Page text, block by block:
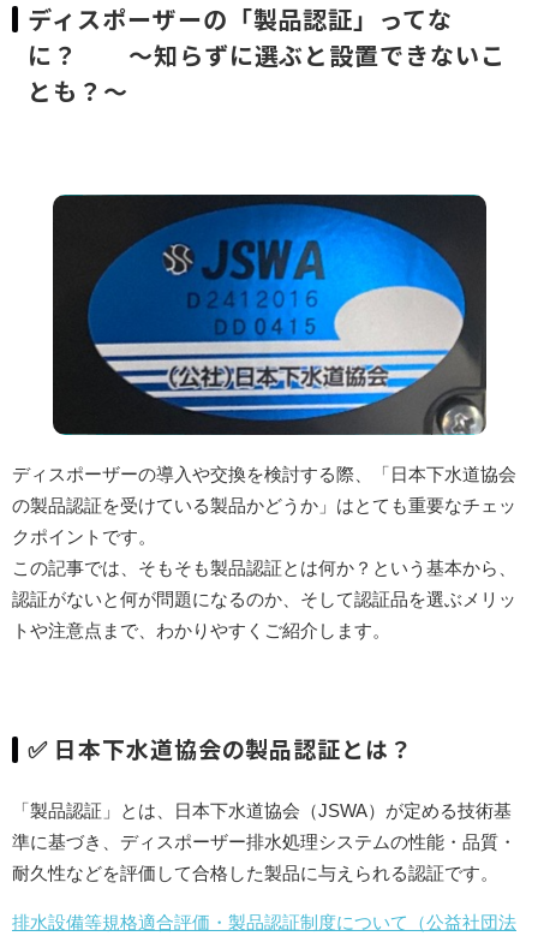
プライバシーポリシー
ディスポラボ
ニュース
お住まいのマンションの事例をチェック
ご予約・お見積り・空き状況はこちら
[簡単] 設置判定シミュレーション
お問い合わせ
ディスポーザーの「製品認証」ってな
に？ ～知らずに選ぶと設置できないこ
とも？～
ディスポーザーの導入や交換を検討する際、「日本下水道協会
の製品認証を受けている製品かどうか」はとても重要なチェッ
クポイントです。
この記事では、そもそも製品認証とは何か？という基本から、
認証がないと何が問題になるのか、そして認証品を選ぶメリッ
トや注意点まで、わかりやすくご紹介します。
✅ 日本下水道協会の製品認証とは？
「製品認証」とは、日本下水道協会（JSWA）が定める技術基
準に基づき、ディスポーザー排水処理システムの性能・品質・
耐久性などを評価して合格した製品に与えられる認証です。
排水設備等規格適合評価・製品認証制度について（公益社団法